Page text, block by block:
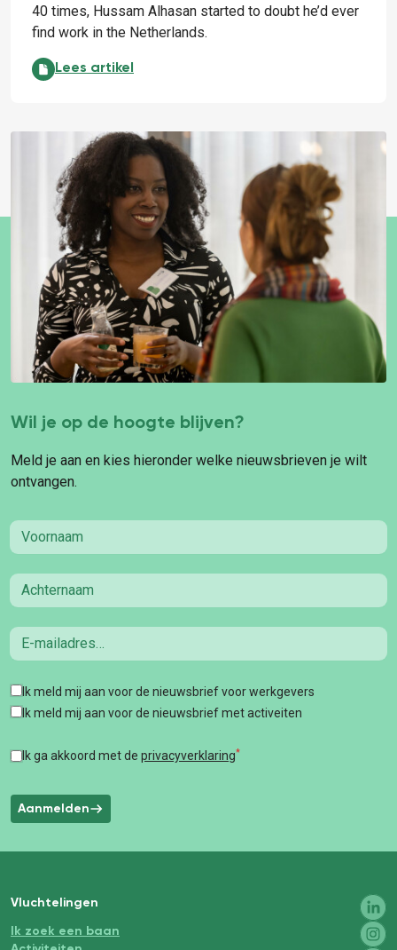
40 times, Hussam Alhasan started to doubt he’d ever
find work in the Netherlands.
Having a job makes all the difference for refugee
Lees artikel
Wil je op de hoogte blijven?
Meld je aan en kies hieronder welke nieuwsbrieven je wilt
ontvangen.
First name
Last name
Email
TagsIk meld mij aan voor de nieuwsbrief voor werkgevers
Ik meld mij aan voor de nieuwsbrief met activeiten
Ik ga akkoord met de privacyverklaring*
Aanmelden
Vluchtelingen
Ik zoek een baan